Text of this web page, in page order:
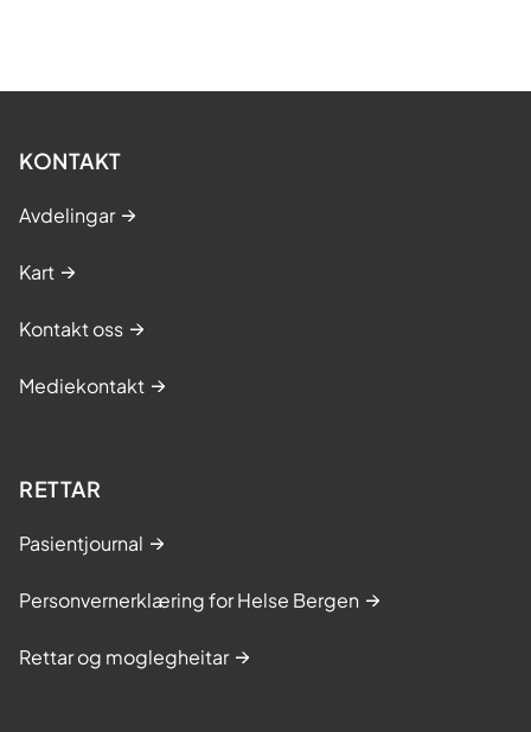
KONTAKT
Avdelingar
Kart
Kontakt oss
Mediekontakt
RETTAR
Pasientjournal
Personvernerklæring for Helse Bergen
Rettar og moglegheitar